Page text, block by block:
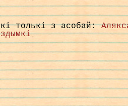
толькі з асобай: